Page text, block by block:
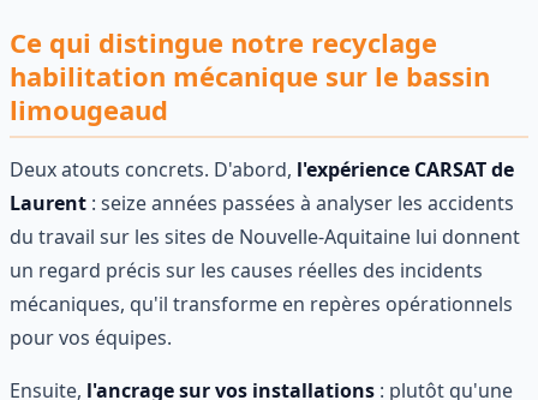
Ce qui distingue notre recyclage
habilitation mécanique sur le bassin
limougeaud
Deux atouts concrets. D'abord, l'expérience CARSAT de
Laurent : seize années passées à analyser les accidents
du travail sur les sites de Nouvelle-Aquitaine lui donnent
un regard précis sur les causes réelles des incidents
mécaniques, qu'il transforme en repères opérationnels
pour vos équipes.
Ensuite, l'ancrage sur vos installations : plutôt qu'une